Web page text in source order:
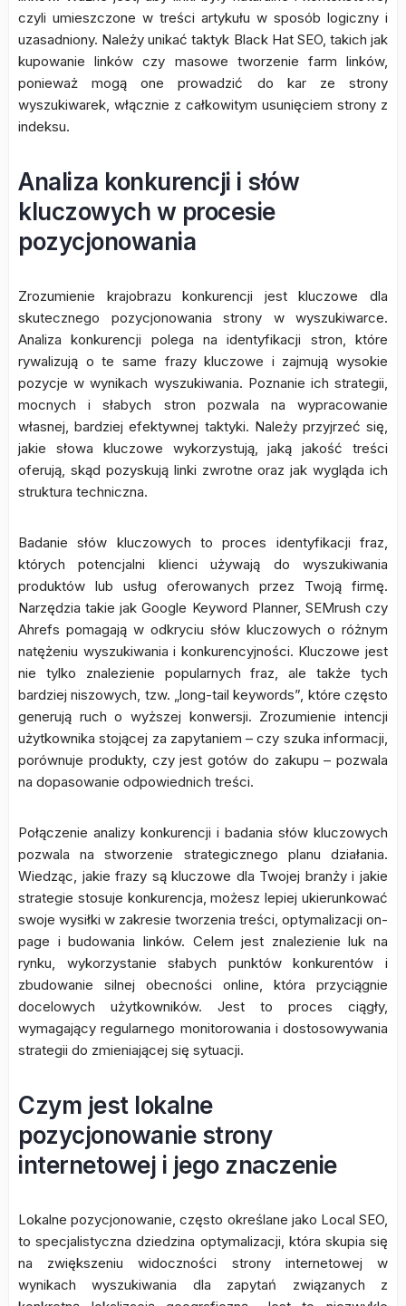
czyli umieszczone w treści artykułu w sposób logiczny i
uzasadniony. Należy unikać taktyk Black Hat SEO, takich jak
kupowanie linków czy masowe tworzenie farm linków,
ponieważ mogą one prowadzić do kar ze strony
wyszukiwarek, włącznie z całkowitym usunięciem strony z
indeksu.
Analiza konkurencji i słów
kluczowych w procesie
pozycjonowania
Zrozumienie krajobrazu konkurencji jest kluczowe dla
skutecznego pozycjonowania strony w wyszukiwarce.
Analiza konkurencji polega na identyfikacji stron, które
rywalizują o te same frazy kluczowe i zajmują wysokie
pozycje w wynikach wyszukiwania. Poznanie ich strategii,
mocnych i słabych stron pozwala na wypracowanie
własnej, bardziej efektywnej taktyki. Należy przyjrzeć się,
jakie słowa kluczowe wykorzystują, jaką jakość treści
oferują, skąd pozyskują linki zwrotne oraz jak wygląda ich
struktura techniczna.
Badanie słów kluczowych to proces identyfikacji fraz,
których potencjalni klienci używają do wyszukiwania
produktów lub usług oferowanych przez Twoją firmę.
Narzędzia takie jak Google Keyword Planner, SEMrush czy
Ahrefs pomagają w odkryciu słów kluczowych o różnym
natężeniu wyszukiwania i konkurencyjności. Kluczowe jest
nie tylko znalezienie popularnych fraz, ale także tych
bardziej niszowych, tzw. „long-tail keywords”, które często
generują ruch o wyższej konwersji. Zrozumienie intencji
użytkownika stojącej za zapytaniem – czy szuka informacji,
porównuje produkty, czy jest gotów do zakupu – pozwala
na dopasowanie odpowiednich treści.
Połączenie analizy konkurencji i badania słów kluczowych
pozwala na stworzenie strategicznego planu działania.
Wiedząc, jakie frazy są kluczowe dla Twojej branży i jakie
strategie stosuje konkurencja, możesz lepiej ukierunkować
swoje wysiłki w zakresie tworzenia treści, optymalizacji on-
page i budowania linków. Celem jest znalezienie luk na
rynku, wykorzystanie słabych punktów konkurentów i
zbudowanie silnej obecności online, która przyciągnie
docelowych użytkowników. Jest to proces ciągły,
wymagający regularnego monitorowania i dostosowywania
strategii do zmieniającej się sytuacji.
Czym jest lokalne
pozycjonowanie strony
internetowej i jego znaczenie
Lokalne pozycjonowanie, często określane jako Local SEO,
to specjalistyczna dziedzina optymalizacji, która skupia się
na zwiększeniu widoczności strony internetowej w
wynikach wyszukiwania dla zapytań związanych z